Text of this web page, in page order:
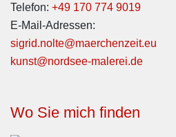
Telefon: +49 170 774 9019
E-Mail-Adressen:
sigrid.nolte@maerchenzeit.eu
kunst@nordsee-malerei.de
Wo Sie mich finden